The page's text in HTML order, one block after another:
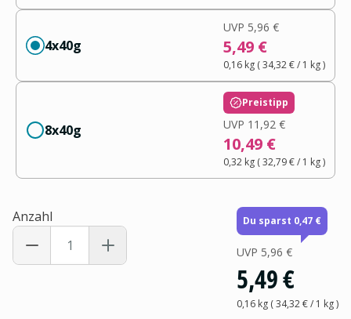
4x40g
UVP 5,96 €
5,49 €
0,16 kg(34,32 €/ 1 kg)
8x40g
Preistipp
UVP 11,92 €
10,49 €
0,32 kg(32,79 €/ 1 kg)
Anzahl Du sparst 0,47 €
UVP 5,96 €
5,49 €
0,16 kg(34,32 €/ 1 kg)